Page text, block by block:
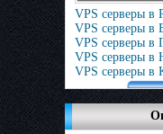
VPS серверы в
VPS серверы в
VPS серверы в
VPS серверы в
VPS серверы в